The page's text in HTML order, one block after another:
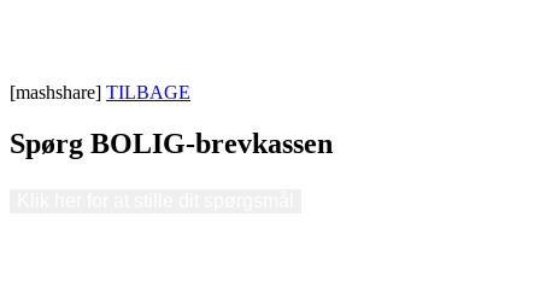
[mashshare] TILBAGE
Spørg BOLIG-brevkassen